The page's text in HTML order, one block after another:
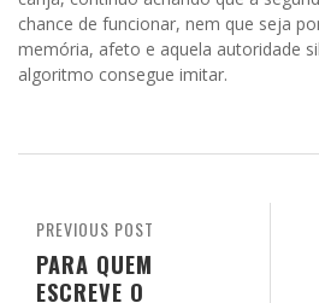
chance de funcionar, nem que seja
memória, afeto e aquela autoridade
algoritmo consegue imitar.
PREVIOUS POST
PARA QUEM
ESCREVE O